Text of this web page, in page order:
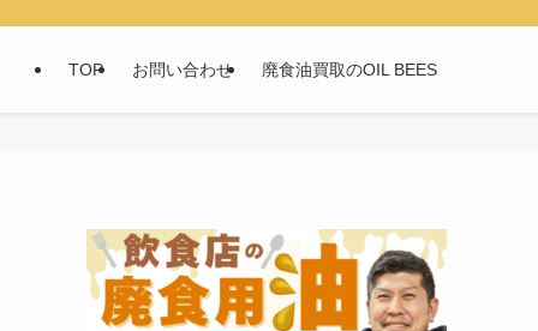
TOP お問い合わせ 廃食油買取のOIL BEES